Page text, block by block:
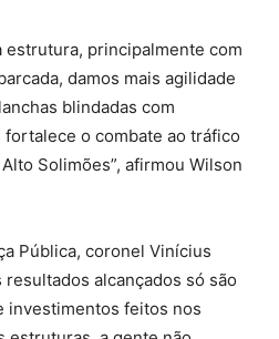
estrutura, principalmente com
damos mais agilidade
blindadas com
o combate ao tráfico
Solimões”, afirmou Wilson
Pública, coronel Vinícius
alcançados só são
investimentos feitos nos